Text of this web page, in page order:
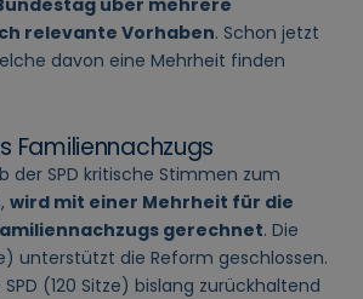
über mehrere
relevante Vorhaben. Schon jetzt
davon eine Mehrheit finden
Familiennachzugs
der SPD kritische Stimmen zum
wird mit einer Mehrheit für die
gerechnet. Die
unterstützt die Reform geschlossen.
(120 Sitze) bislang zurückhaltend